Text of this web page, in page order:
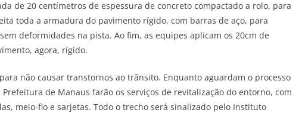
de 20 centímetros de espessura de concreto compactado a rolo, para
toda a armadura do pavimento rígido, com barras de aço, para
deformidades na pista. Ao fim, as equipes aplicam os 20cm de
agora, rígido.
não causar transtornos ao trânsito. Enquanto aguardam o processo
de Manaus farão os serviços de revitalização do entorno, com
meio-fio e sarjetas. Todo o trecho será sinalizado pelo Instituto